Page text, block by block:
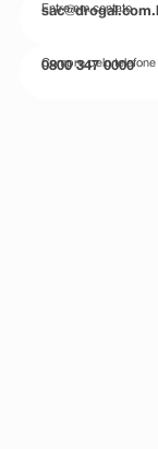
Entre em contato
Compre pelo telefone
0800 347 0000